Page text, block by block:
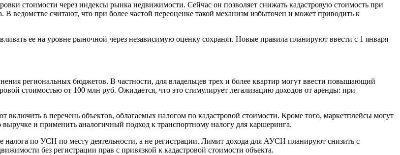
стоимости через индексы рынка недвижимости. Сейчас он позволяет снижать кадастровую стоимость при
ведомстве считают, что при более частой переоценке такой механизм избыточен и может приводить к
ее на уровне рыночной через независимую оценку сохранят. Новые правила планируют ввести с 1 января
региональных бюджетов. В частности, для владельцев трех и более квартир могут ввести повышающий
стоимостью от 100 млн руб. Ожидается, что это стимулирует легализацию доходов от аренды: при
включить в перечень объектов, облагаемых налогом по кадастровой стоимости. Кроме того, маркетплейсы могут
и применить аналогичный подход к транспортному налогу для каршеринга.
налога по УСН по месту деятельности, а не регистрации. Лимит дохода для АУСН планируют снизить с
без регистрации прав с привязкой к кадастровой стоимости объекта.